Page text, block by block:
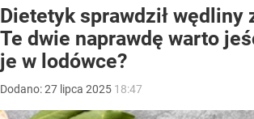
Dietetyk sprawdził wędliny
Te dwie naprawdę warto
je w lodówce?
Dodano:27 lipca 2025 18:47